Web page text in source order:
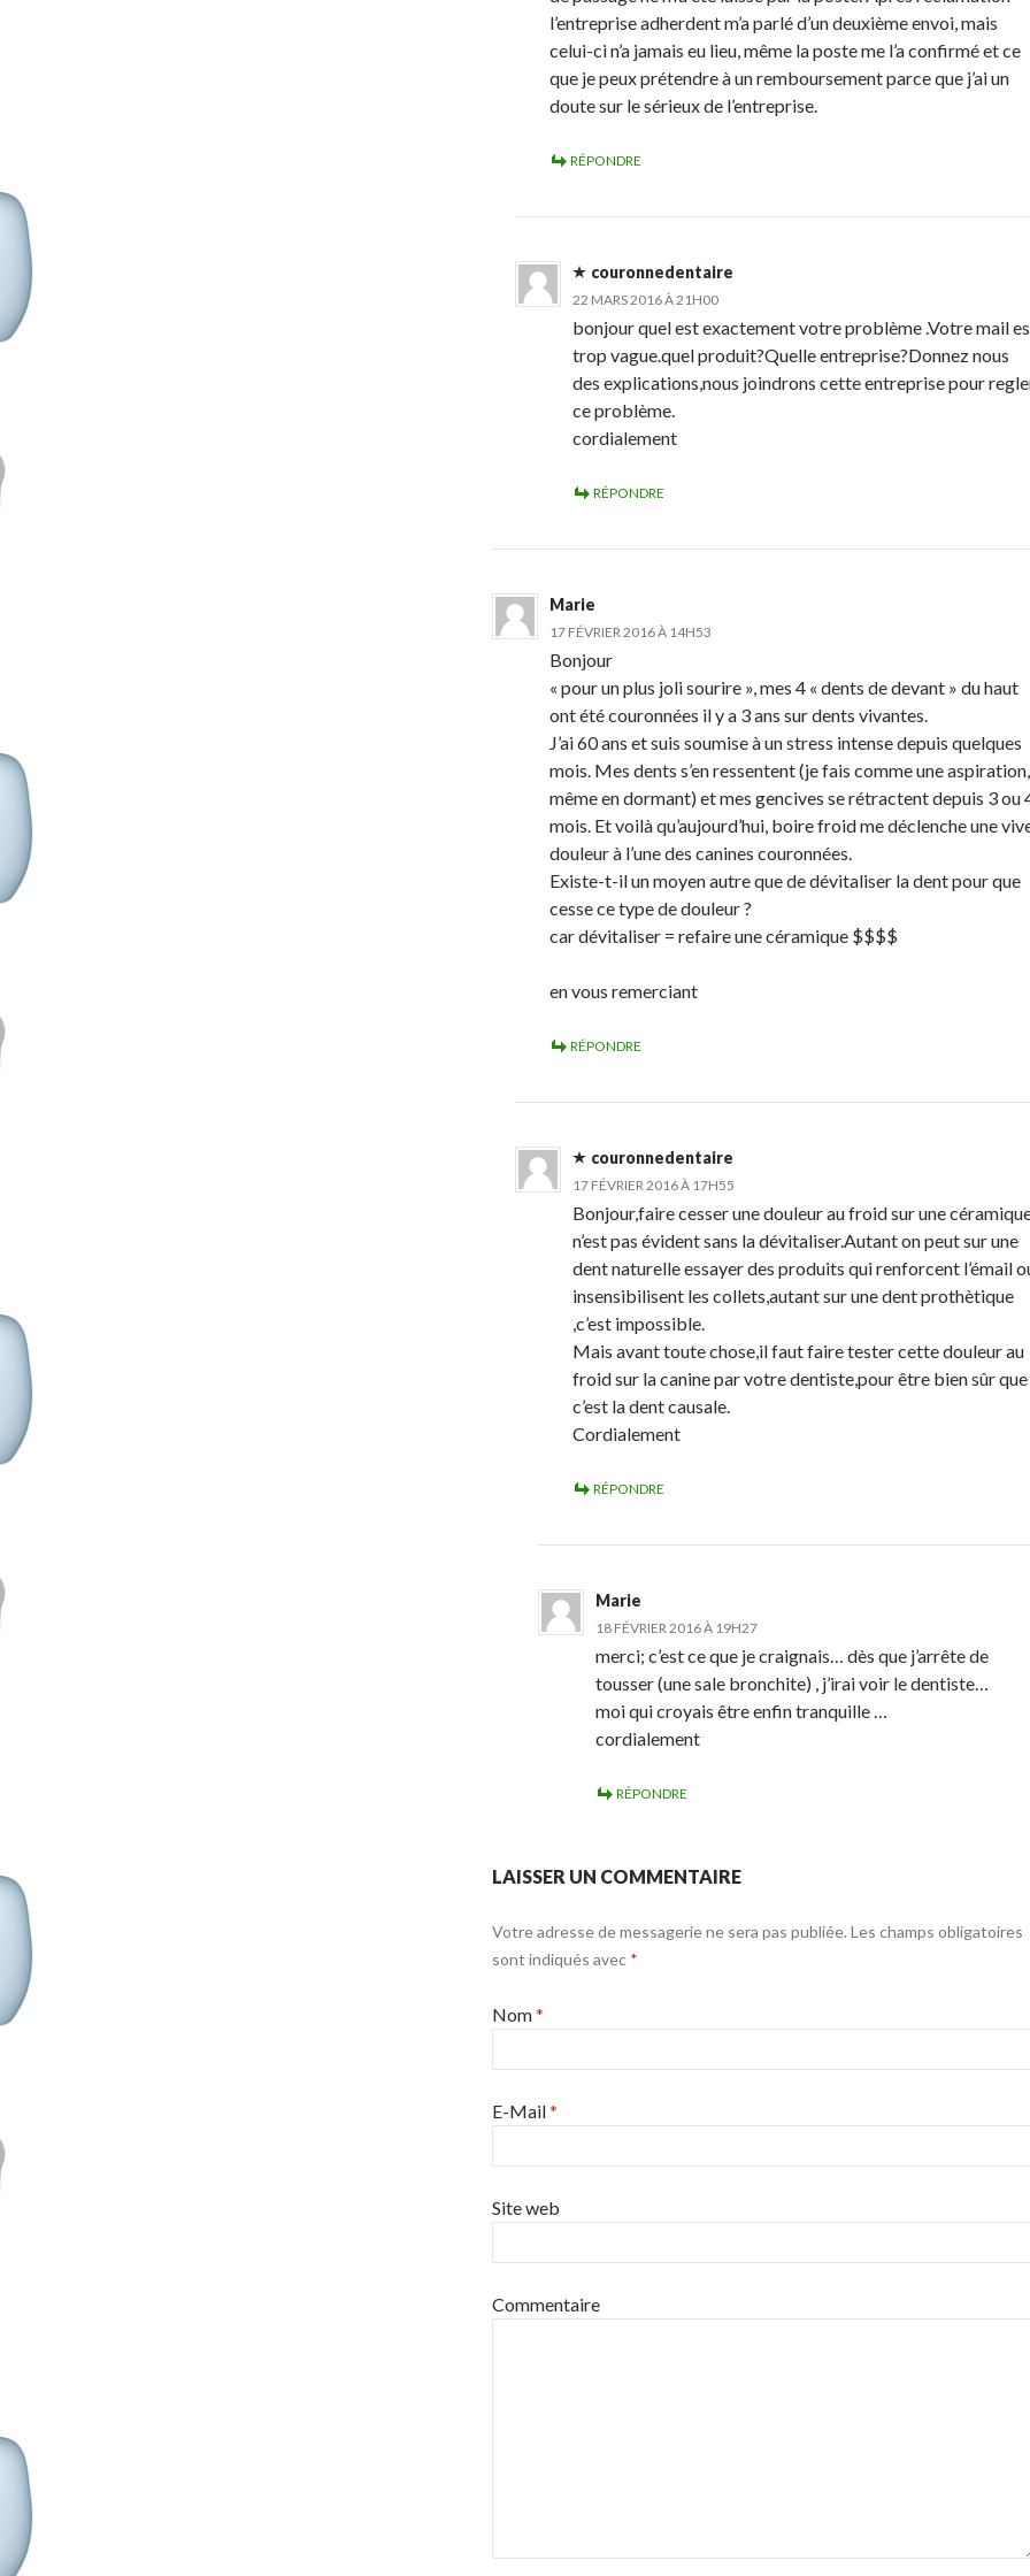
l’entreprise adherdent m’a parlé d’un deuxième envoi, mais
celui-ci n’a jamais eu lieu, même la poste me l’a confirmé et ce
que je peux prétendre à un remboursement parce que j’ai un
doute sur le sérieux de l’entreprise.
RÉPONDRE
couronnedentaire
22 MARS 2016 À 21H00
bonjour quel est exactement votre problème .Votre mail
trop vague.quel produit?Quelle entreprise?Donnez nous
des explications,nous joindrons cette entreprise pour
ce problème.
cordialement
RÉPONDRE
Marie
17 FÉVRIER 2016 À 14H53
Bonjour
« pour un plus joli sourire », mes 4 « dents de devant » du haut
ont été couronnées il y a 3 ans sur dents vivantes.
J’ai 60 ans et suis soumise à un stress intense depuis quelques
mois. Mes dents s’en ressentent (je fais comme une aspiration,
même en dormant) et mes gencives se rétractent depuis 3 ou
mois. Et voilà qu’aujourd’hui, boire froid me déclenche une
douleur à l’une des canines couronnées.
Existe-t-il un moyen autre que de dévitaliser la dent pour que
cesse ce type de douleur ?
car dévitaliser = refaire une céramique $$$$
en vous remerciant
RÉPONDRE
couronnedentaire
17 FÉVRIER 2016 À 17H55
Bonjour,faire cesser une douleur au froid sur une
n’est pas évident sans la dévitaliser.Autant on peut sur une
dent naturelle essayer des produits qui renforcent l’émail
insensibilisent les collets,autant sur une dent prothètique
,c’est impossible.
Mais avant toute chose,il faut faire tester cette douleur au
froid sur la canine par votre dentiste,pour être bien sûr que
c’est la dent causale.
Cordialement
RÉPONDRE
Marie
18 FÉVRIER 2016 À 19H27
merci; c’est ce que je craignais… dès que j’arrête de
tousser (une sale bronchite) , j’irai voir le dentiste…
moi qui croyais être enfin tranquille …
cordialement
RÉPONDRE
LAISSER UN COMMENTAIRE
Votre adresse de messagerie ne sera pas publiée. Les champs obligatoires
sont indiqués avec *
Nom*
E-Mail*
Site web
Commentaire